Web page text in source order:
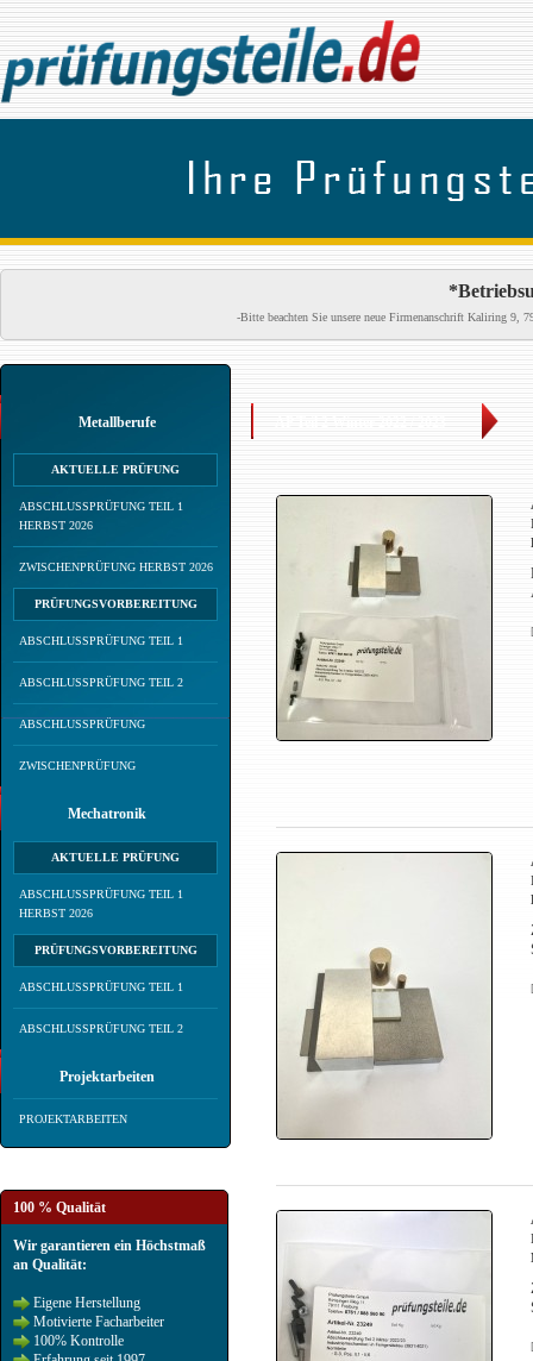
-Bitte beachten Sie unsere neue Firmenanschrift Kaliring 9,
Metallberufe
AKTUELLE PRÜFUNG
ABSCHLUSSPRÜFUNG TEIL 1
HERBST 2026
ZWISCHENPRÜFUNG HERBST 2026
PRÜFUNGSVORBEREITUNG
ABSCHLUSSPRÜFUNG TEIL 1
ABSCHLUSSPRÜFUNG TEIL 2
ABSCHLUSSPRÜFUNG
ZWISCHENPRÜFUNG
Mechatronik
AKTUELLE PRÜFUNG
ABSCHLUSSPRÜFUNG TEIL 1
HERBST 2026
PRÜFUNGSVORBEREITUNG
ABSCHLUSSPRÜFUNG TEIL 1
ABSCHLUSSPRÜFUNG TEIL 2
Projektarbeiten
PROJEKTARBEITEN
100 % Qualität
Wir garantieren ein Höchstmaß
an Qualität:
Eigene Herstellung
Motivierte Facharbeiter
100% Kontrolle